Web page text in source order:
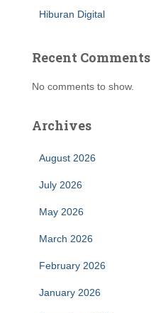
Hiburan Digital
Recent Comments
No comments to show.
Archives
August 2026
July 2026
May 2026
March 2026
February 2026
January 2026